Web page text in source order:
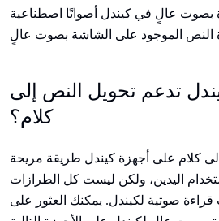
بصوت عالٍ في كيندل أصواتًا اصطناعية
تدعم تحويل النص إلى
كلام؟
كلام على أجهزة كيندل طريقة مريحة
اليدين، ولكن ليست كل الطرازات
صوتية لكيندل. يمكنك العثور على